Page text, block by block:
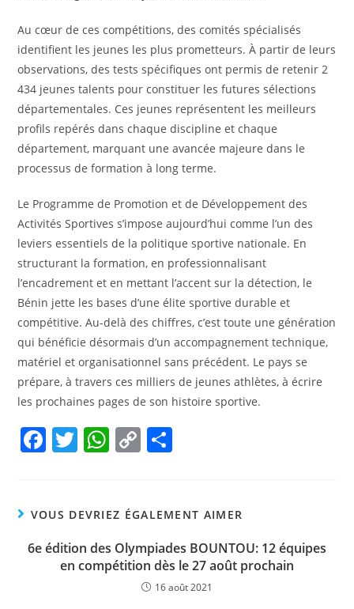
Au cœur de ces compétitions, des comités spécialisés
identifient les jeunes les plus prometteurs. À partir de leurs
observations, des tests spécifiques ont permis de retenir 2
434 jeunes talents pour constituer les futures sélections
départementales. Ces jeunes représentent les meilleurs
profils repérés dans chaque discipline et chaque
département, marquant une avancée majeure dans le
processus de formation à long terme.
Le Programme de Promotion et de Développement des
Activités Sportives s’impose aujourd’hui comme l’un des
leviers essentiels de la politique sportive nationale. En
structurant la formation, en professionnalisant
l’encadrement et en mettant l’accent sur la détection, le
Bénin jette les bases d’une élite sportive durable et
compétitive. Au-delà des chiffres, c’est toute une génération
qui bénéficie désormais d’un accompagnement technique,
matériel et organisationnel sans précédent. Le pays se
prépare, à travers ces milliers de jeunes athlètes, à écrire
les prochaines pages de son histoire sportive.
F
e
b
o
T
er
W
s
A
p
C
y
Li
n
k
g
er
VOUS DEVRIEZ ÉGALEMENT AIMER
6e édition des Olympiades BOUNTOU: 12 équipes
en compétition dès le 27 août prochain
16 août 2021